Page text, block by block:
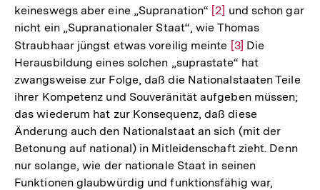
keineswegs aber eine „Supranation“ Zur
Auflösung
der
Fußnote
[2] und schon gar
nicht ein „Supranationaler Staat“, wie Thomas
Straubhaar jüngst etwas voreilig meinte Zur
Auflösung
der
Fußnote
[3] Die
Herausbildung eines solchen „suprastate“ hat
zwangsweise zur Folge, daß die Nationalstaaten Teile
ihrer Kompetenz und Souveränität aufgeben müssen;
das wiederum hat zur Konsequenz, daß diese
Änderung auch den Nationalstaat an sich (mit der
Betonung auf national) in Mitleidenschaft zieht. Denn
nur solange, wie der nationale Staat in seinen
Funktionen glaubwürdig und funktionsfähig war,